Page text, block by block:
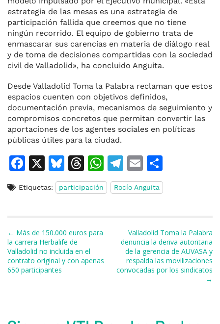
estrategia de las mesas es una estrategia de
participación fallida que creemos que no tiene
ningún recorrido. El equipo de gobierno trata de
enmascarar sus carencias en materia de diálogo real
y de toma de decisiones compartidas con la sociedad
civil de Valladolid», ha concluido Anguita.
Desde Valladolid Toma la Palabra reclaman que estos
espacios cuenten con objetivos definidos,
documentación previa, mecanismos de seguimiento y
compromisos concretos que permitan convertir las
aportaciones de los agentes sociales en políticas
públicas útiles para la ciudad.
F
c
b
o
o
k
X
Bl
u
e
k
y
T
h
re
s
W
h
at
T
el
e
a
m
E
m
ai
o
m
ar
ti
r
Etiquetas: participación Rocío Anguita
Navegación de entradas
← Más de 150.000 euros para
la carrera Herbalife de
Valladolid no incluida en el
contrato original y con apenas
650 participantes
Valladolid Toma la Palabra
denuncia la deriva autoritaria
de la gerencia de AUVASA y
respalda las movilizaciones
convocadas por los sindicatos
→